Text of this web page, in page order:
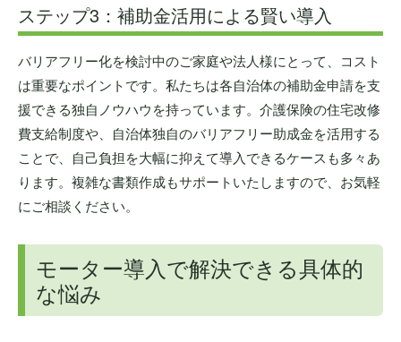
ステップ3：補助金活用による賢い導入
バリアフリー化を検討中のご家庭や法人様にとって、コスト
は重要なポイントです。私たちは各自治体の補助金申請を支
援できる独自ノウハウを持っています。介護保険の住宅改修
費支給制度や、自治体独自のバリアフリー助成金を活用する
ことで、自己負担を大幅に抑えて導入できるケースも多々あ
ります。複雑な書類作成もサポートいたしますので、お気軽
にご相談ください。
モーター導入で解決できる具体的
な悩み